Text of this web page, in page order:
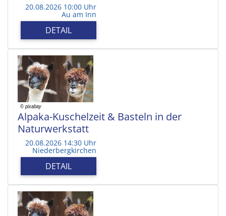
20.08.2026 10:00 Uhr
Au am Inn
DETAIL
Alpaka-Kuschelzeit & Basteln in der
Naturwerkstatt
20.08.2026 14:30 Uhr
Niederbergkirchen
DETAIL